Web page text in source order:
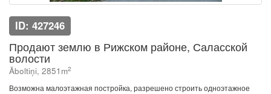
ID: 427246
Продают землю в Рижском районе, Саласской
волости
Āboltiņi, 2851m2
Возможна малоэтажная постройка, разрешено строить одноэтажное